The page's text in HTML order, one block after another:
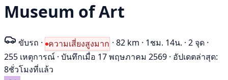
Museum of Art
ขับรถ · ความเสี่ยงสูงมาก · 82 km · 1ชม. 14น. · 2 จุด ·
255 เหตุการณ์ · บันทึกเมื่อ 17 พฤษภาคม 2569 · อัปเดตล่าสุด:
8ชั่วโมงที่แล้ว